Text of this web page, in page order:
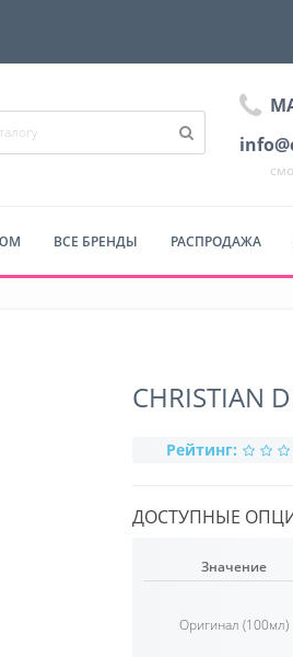
ВСЕ БРЕНДЫ РАСПРОДАЖА
CHRISTIAN
Рейтинг:
ДОСТУПНЫЕ
Значение
Оригинал (100мл)